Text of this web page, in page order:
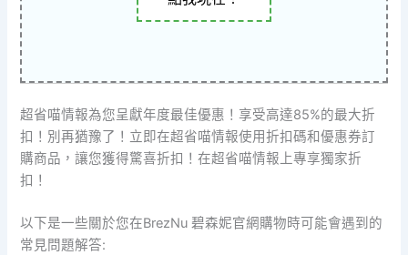
超省喵情報為您呈獻年度最佳優惠！享受高達85%的最大折
扣！別再猶豫了！立即在超省喵情報使用折扣碼和優惠券訂
購商品，讓您獲得驚喜折扣！在超省喵情報上專享獨家折
扣！
以下是一些關於您在BrezNu 碧森妮官網購物時可能會遇到的
常見問題解答: